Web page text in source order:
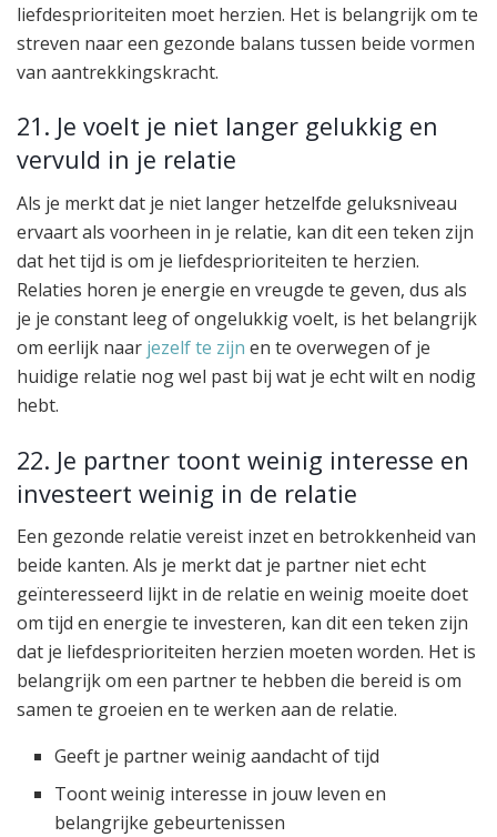
liefdesprioriteiten moet herzien. Het is belangrijk om te
streven naar een gezonde balans tussen beide vormen
van aantrekkingskracht.
21. Je voelt je niet langer gelukkig en
vervuld in je relatie
Als je merkt dat je niet langer hetzelfde geluksniveau
ervaart als voorheen in je relatie, kan dit een teken zijn
dat het tijd is om je liefdesprioriteiten te herzien.
Relaties horen je energie en vreugde te geven, dus als
je je constant leeg of ongelukkig voelt, is het belangrijk
om eerlijk naar jezelf te zijn en te overwegen of je
huidige relatie nog wel past bij wat je echt wilt en nodig
hebt.
22. Je partner toont weinig interesse en
investeert weinig in de relatie
Een gezonde relatie vereist inzet en betrokkenheid van
beide kanten. Als je merkt dat je partner niet echt
geïnteresseerd lijkt in de relatie en weinig moeite doet
om tijd en energie te investeren, kan dit een teken zijn
dat je liefdesprioriteiten herzien moeten worden. Het is
belangrijk om een partner te hebben die bereid is om
samen te groeien en te werken aan de relatie.
Geeft je partner weinig aandacht of tijd
Toont weinig interesse in jouw leven en
belangrijke gebeurtenissen